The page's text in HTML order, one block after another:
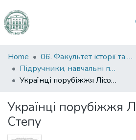
Communities
&
Collections
Statistics
Home
06. Факультет історії та філософії
Підручники, навчальні посібники та інші науково- та навчально-методичні праці ФІФ
Українці порубіжжя Лісостепу і Степу
Українці порубіжжя
Степу